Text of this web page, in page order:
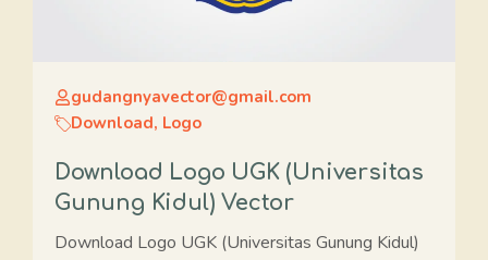
gudangnyavector@gmail.com
Download, Logo
Download Logo UGK (Universitas
Gunung Kidul) Vector
Download Logo UGK (Universitas Gunung Kidul)